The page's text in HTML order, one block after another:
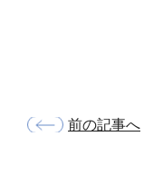
前の記事へ